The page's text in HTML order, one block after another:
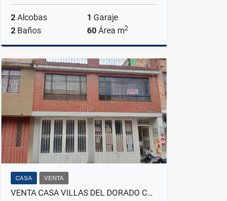
2Alcobas 1 Garaje
2 Baños 60Área m2
Venta
$245.000.000
CASA VENTA
VENTA CASA VILLAS DEL DORADO CON 2 PARQUEADEROS TERRAZA - ENGATIVA